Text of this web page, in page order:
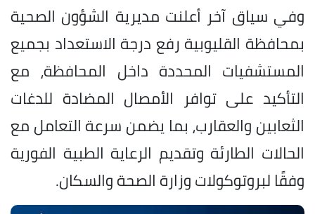
وفي سياق آخر أعلنت مديرية الشؤون الصحية
بمحافظة القليوبية رفع درجة الاستعداد بجميع
المستشفيات المحددة داخل المحافظة، مع
التأكيد على توافر الأمصال المضادة للدغات
الثعابين والعقارب، بما يضمن سرعة التعامل مع
الحالات الطارئة وتقديم الرعاية الطبية الفورية
وفقًا لبروتوكولات وزارة الصحة والسكان.